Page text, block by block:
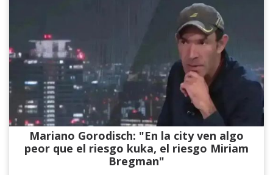
Mariano Gorodisch: "En la city ven algo
peor que el riesgo kuka, el riesgo Miriam
Bregman"